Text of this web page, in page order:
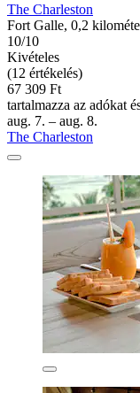
The Charleston
Fort Galle, 0,2
10/10
Kivételes
(12 értékelés)
67 309 Ft
tartalmazza az adókat
aug. 7. – aug. 8.
The Charleston